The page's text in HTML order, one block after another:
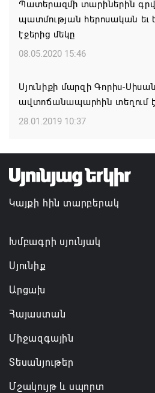
ՀՐԱՎԻՐՈՒՄ ԵՆՔ ՄԻԱՍԻՆ
ԲՆԱԿԱՎԱՅՐԻ ՕՐԸ
07.08.2026 16:21
նախաձեռնությամբ
մեծածավալ աշխատանքներ՝
բնակավայրերում
Ռուսաստանի բանակը
ուկրաինական գնացքին
07.08.2026 14:32
Պատերազմի տարիներին
պատմության հերոսական եւ
էջերից մեկը
08.05.2020 15:46
Սյունիքի մարզի Գորիս-
ավտոճանապարհին տեղում է
28.01.2019 10:37
Կայքի հին տարբերակ
Խմբագրի սյունյակ
Սյունիք
Արցախ
Հայաստան
Միջազգային
Տեսանյութեր
Մշակույթ և սպորտ